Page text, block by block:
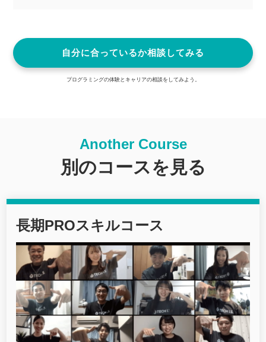
自分に合っているか相談してみる
プログラミングの体験とキャリアの相談をしてみよう。
Another Course
別のコースを見る
長期PROスキルコース